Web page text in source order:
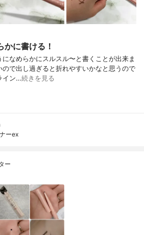
かに書ける！
なめらかにスルスル〜と書くことが出来ま
で出し過ぎると折れやすいかなと思うので
イン…続きを見る
ーex
ー